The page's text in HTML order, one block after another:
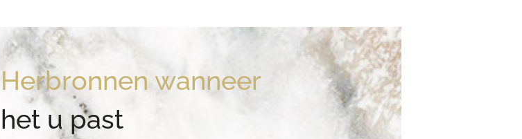
Herbronnen wanneer
het u past